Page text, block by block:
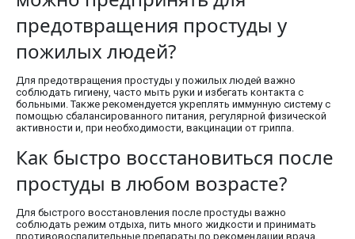
предотвращения простуды у
пожилых людей?
Для предотвращения простуды у пожилых людей важно
соблюдать гигиену, часто мыть руки и избегать контакта с
больными. Также рекомендуется укреплять иммунную систему с
помощью сбалансированного питания, регулярной физической
активности и, при необходимости, вакцинации от гриппа.
Как быстро восстановиться после
простуды в любом возрасте?
Для быстрого восстановления после простуды важно
соблюдать режим отдыха, пить много жидкости и принимать
противовоспалительные препараты по рекомендации врача.